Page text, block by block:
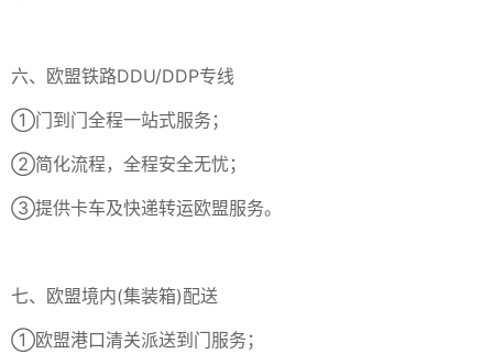
六、欧盟铁路DDU/DDP专线
①门到门全程一站式服务；
②简化流程，全程安全无忧；
③提供卡车及快递转运欧盟服务。
七、欧盟境内(集装箱)配送
①欧盟港口清关派送到门服务；